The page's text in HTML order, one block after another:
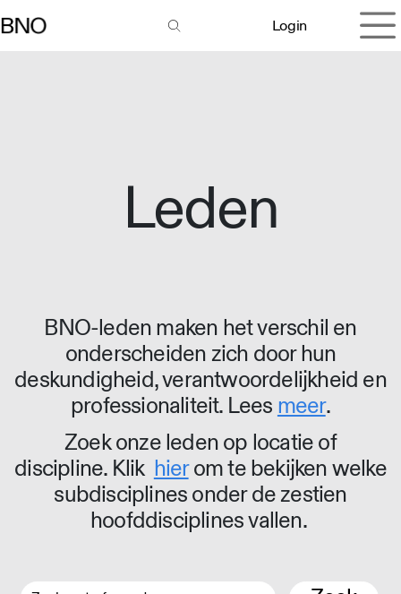
Login
Leden
BNO-leden maken het verschil en
onderscheiden zich door hun
deskundigheid, verantwoordelijkheid en
professionaliteit. Lees meer.
Zoek onze leden op locatie of
discipline. Klik hierom te bekijken welke
subdisciplines onder de zestien
hoofddisciplines vallen.